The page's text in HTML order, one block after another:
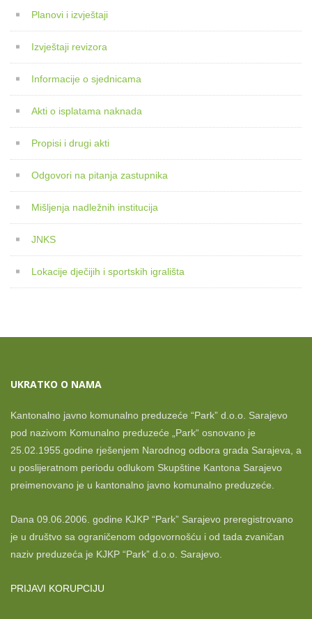
Planovi i izvještaji
Izvještaji revizora
Informacije o sjednicama
Akti o isplatama naknada
Propisi i drugi akti
Odgovori na pitanja zastupnika
Mišljenja nadležnih institucija
JNKS
Lokacije dječijih i sportskih igrališta
UKRATKO O NAMA
Kantonalno javno komunalno preduzeće “Park” d.o.o. Sarajevo
pod nazivom Komunalno preduzeće „Park“ osnovano je
25.02.1955.godine rješenjem Narodnog odbora grada Sarajeva, a
u poslijeratnom periodu odlukom Skupštine Kantona Sarajevo
preimenovano je u kantonalno javno komunalno preduzeće.
Dana 09.06.2006. godine KJKP “Park” Sarajevo preregistrovano
je u društvo sa ograničenom odgovornošću i od tada zvaničan
naziv preduzeća je KJKP “Park” d.o.o. Sarajevo.
PRIJAVI KORUPCIJU